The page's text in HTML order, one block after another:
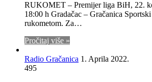
RUKOMET – Premijer liga BiH, 22.
18:00 h Gradačac – Gračanica
rukometom. Za…
Pročitaj više »
Radio Gračanica 1. Aprila 2022.
495